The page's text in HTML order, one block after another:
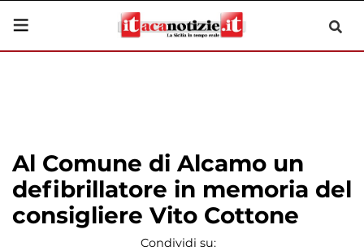
Al Comune di Alcamo un
defibrillatore in memoria del
consigliere Vito Cottone
Condividi su: